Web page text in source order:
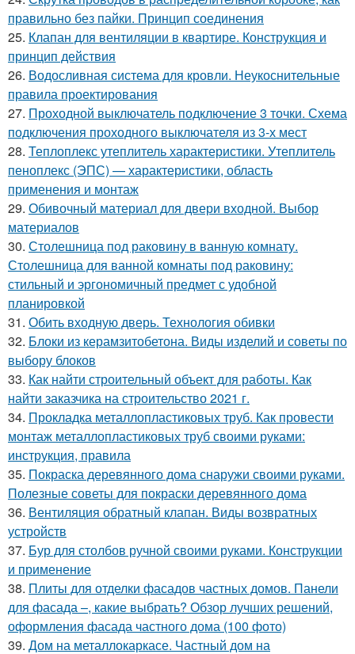
правильно без пайки. Принцип соединения
25. Клапан для вентиляции в квартире. Конструкция и
принцип действия
26. Водосливная система для кровли. Неукоснительные
правила проектирования
27. Проходной выключатель подключение 3 точки. Схема
подключения проходного выключателя из 3-х мест
28. Теплоплекс утеплитель характеристики. Утеплитель
пеноплекс (ЭПС) — характеристики, область
применения и монтаж
29. Обивочный материал для двери входной. Выбор
материалов
30. Столешница под раковину в ванную комнату.
Столешница для ванной комнаты под раковину:
стильный и эргономичный предмет с удобной
планировкой
31. Обить входную дверь. Технология обивки
32. Блоки из керамзитобетона. Виды изделий и советы по
выбору блоков
33. Как найти строительный объект для работы. Как
найти заказчика на строительство 2021 г.
34. Прокладка металлопластиковых труб. Как провести
монтаж металлопластиковых труб своими руками:
инструкция, правила
35. Покраска деревянного дома снаружи своими руками.
Полезные советы для покраски деревянного дома
36. Вентиляция обратный клапан. Виды возвратных
устройств
37. Бур для столбов ручной своими руками. Конструкции
и применение
38. Плиты для отделки фасадов частных домов. Панели
для фасада –, какие выбрать? Обзор лучших решений,
оформления фасада частного дома (100 фото)
39. Дом на металлокаркасе. Частный дом на